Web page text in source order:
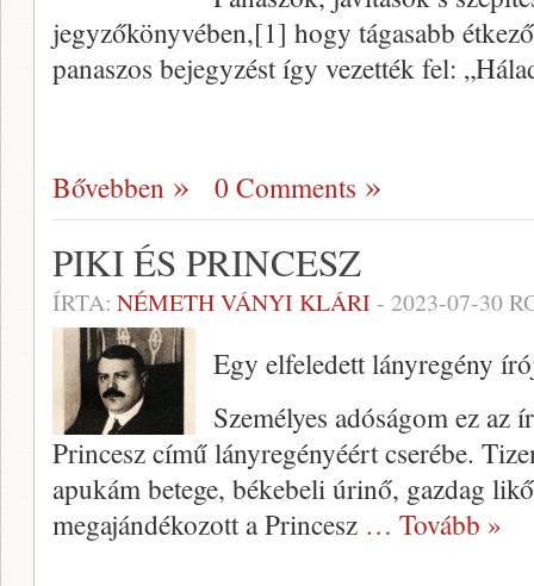
jegyzőkönyvében,[1] hogy tágasabb
panaszos bejegyzést így vezették fel:
Bővebben 0 Comments
PIKI ÉS PRINCESZ
ÍRTA: NÉMETH VÁNYI KLÁRI - 2023-07-30
Egy elfeledett lányregény
Személyes adóságom ez
Princesz című lányregényéért cserébe.
apukám betege, békebeli úrinő, gazdag
megajándékozott a Princesz … Tovább »